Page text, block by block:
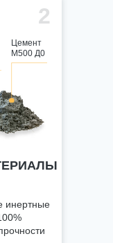
инертные
Цемент
М500 Д0
2